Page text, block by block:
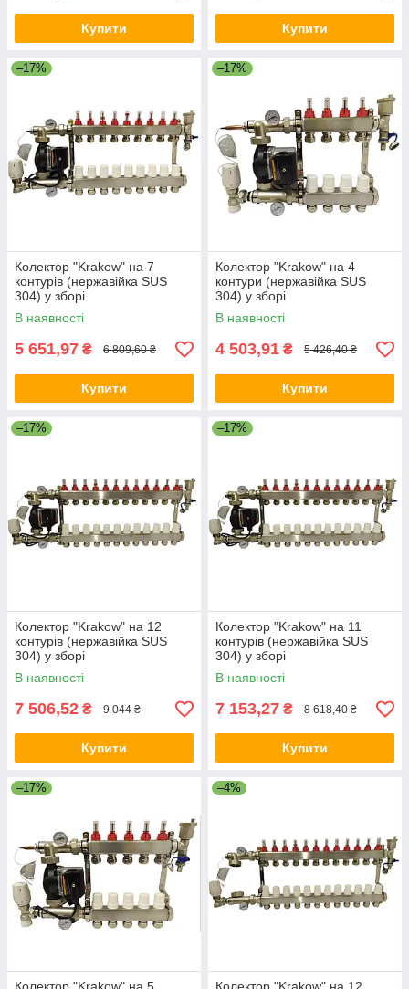
Купити Купити
–17%
Колектор "Krakow" на 7
контурів (нержавійка SUS
304) у зборі
В наявності
5 651,97 ₴ 6 809,60 ₴
Купити
–17%
Колектор "Krakow" на 4
контури (нержавійка SUS
304) у зборі
В наявності
4 503,91 ₴ 5 426,40 ₴
Купити
–17%
Колектор "Krakow" на 12
контурів (нержавійка SUS
304) у зборі
В наявності
7 506,52 ₴ 9 044 ₴
Купити
–17%
Колектор "Krakow" на 11
контурів (нержавійка SUS
304) у зборі
В наявності
7 153,27 ₴ 8 618,40 ₴
Купити
–17% –4%